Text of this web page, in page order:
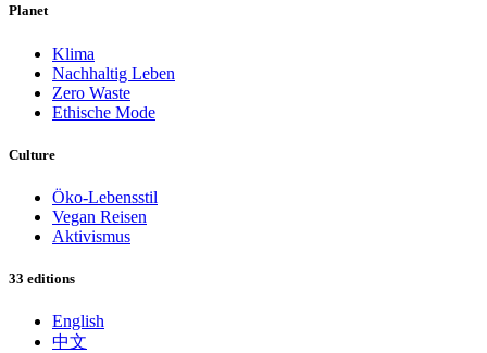
Planet
Klima
Nachhaltig Leben
Zero Waste
Ethische Mode
Culture
Öko-Lebensstil
Vegan Reisen
Aktivismus
33 editions
English
中文